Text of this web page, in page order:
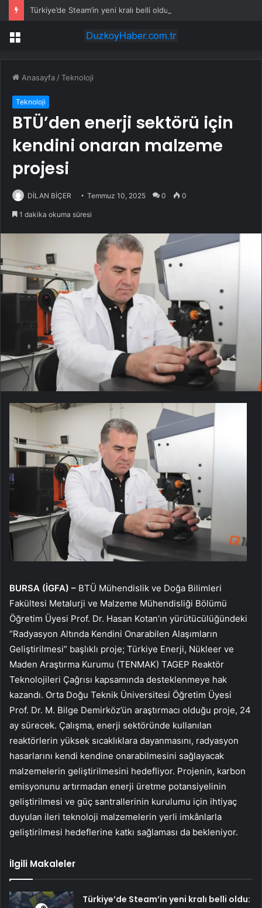
Menü
Anasayfa /Teknoloji
Teknoloji
BTÜ’den enerji sektörü için
kendini onaran malzeme
projesi
DİLAN BİÇER Temmuz 10, 2025 0 0
1 dakika okuma süresi
BURSA (İGFA) – BTÜ Mühendislik ve Doğa Bilimleri
Fakültesi Metalurji ve Malzeme Mühendisliği Bölümü
Öğretim Üyesi Prof. Dr. Hasan Kotan’ın yürütücülüğündeki
“Radyasyon Altında Kendini Onarabilen Alaşımların
Geliştirilmesi” başlıklı proje; Türkiye Enerji, Nükleer ve
Maden Araştırma Kurumu (TENMAK) TAGEP Reaktör
Teknolojileri Çağrısı kapsamında desteklenmeye hak
kazandı. Orta Doğu Teknik Üniversitesi Öğretim Üyesi
Prof. Dr. M. Bilge Demirköz’ün araştırmacı olduğu proje, 24
ay sürecek. Çalışma, enerji sektöründe kullanılan
reaktörlerin yüksek sıcaklıklara dayanmasını, radyasyon
hasarlarını kendi kendine onarabilmesini sağlayacak
malzemelerin geliştirilmesini hedefliyor. Projenin, karbon
emisyonunu artırmadan enerji üretme potansiyelinin
geliştirilmesi ve güç santrallerinin kurulumu için ihtiyaç
duyulan ileri teknoloji malzemelerin yerli imkânlarla
geliştirilmesi hedeflerine katkı sağlaması da bekleniyor.
İlgili Makaleler
Türkiye’de Steam’in yeni kralı belli oldu: